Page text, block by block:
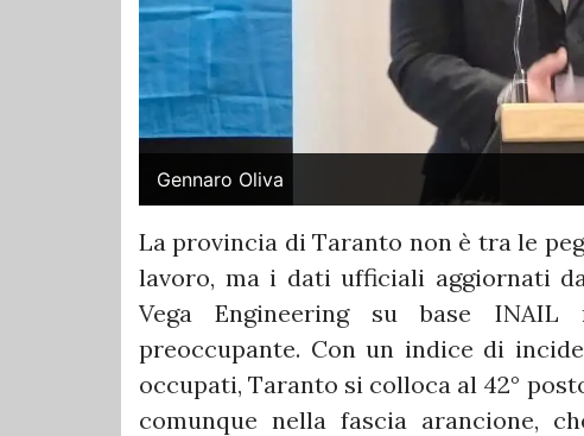
Gennaro Oliva
La provincia di Taranto non è tra le
lavoro, ma i dati ufficiali aggiornati
Vega Engineering su base INAIL
preoccupante. Con un indice di
occupati, Taranto si colloca al 42°
comunque nella fascia arancione,